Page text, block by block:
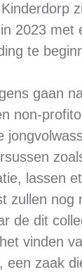
2023 met
te
gaan
non-
lassen
zullen nog
de dit
vinden
een zaak